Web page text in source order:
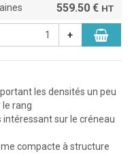
559.50 € HT
+
les densités un peu
le rang
intéressant sur le créneau
compacte à structure